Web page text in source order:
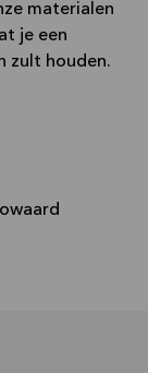
materialen
je een
zult houden.